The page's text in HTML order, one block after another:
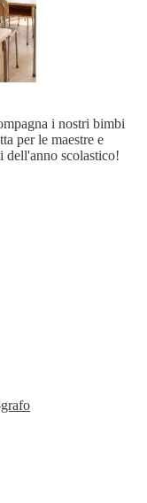
i nostri bimbi
per le maestre e
dell'anno scolastico!